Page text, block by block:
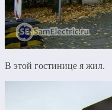
В этой гостинице я жил.